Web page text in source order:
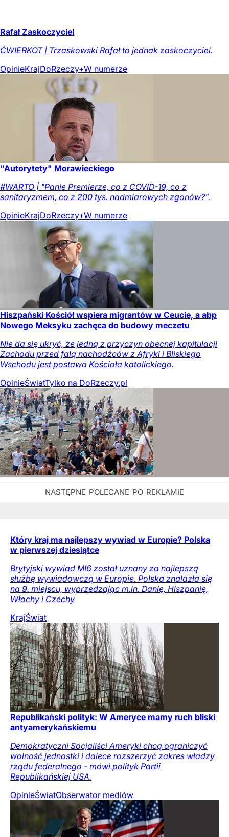
Rafał Zaskoczyciel
ĆWIERKOT | Trzaskowski Rafał to jednak zaskoczyciel.
OpinieKrajDoRzeczy+W numerze
"Autorytety" Morawieckiego
#WARTO | "Panie Premierze, co z COVID-19, co z
sanitaryzmem, co z 200 tys. nadmiarowych zgonów?".
OpinieKrajDoRzeczy+W numerze
Hiszpański Kościół wspiera migrantów w Ceucie, a abp
Nowego Meksyku zachęca do budowy meczetu
Nie da się ukryć, że jedną z przyczyn obecnej kapitulacji
Zachodu przed falą nachodźców z Afryki i Bliskiego
Wschodu jest postawa Kościoła katolickiego.
OpinieŚwiatTylko na DoRzeczy.pl
Który kraj ma najlepszy wywiad w Europie? Polska
w pierwszej dziesiątce
Brytyjski wywiad MI6 został uznany za najlepszą
służbę wywiadowczą w Europie. Polska znalazła się
na 9. miejscu, wyprzedzając m.in. Danię, Hiszpanię,
Włochy i Czechy
KrajŚwiat
Republikański polityk: W Ameryce mamy ruch bliski
antyamerykańskiemu
Demokratyczni Socjaliści Ameryki chcą ograniczyć
wolność jednostki i dalece rozszerzyć zakres władzy
rządu federalnego - mówi polityk Partii
Republikańskiej USA.
OpinieŚwiatObserwator mediów